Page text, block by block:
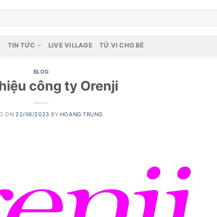
TIN TỨC LIVE VILLAGE TỬ VI CHO BÉ
BLOG
công ty Orenji
ON 22/06/2023 BY HOANG TRUNG